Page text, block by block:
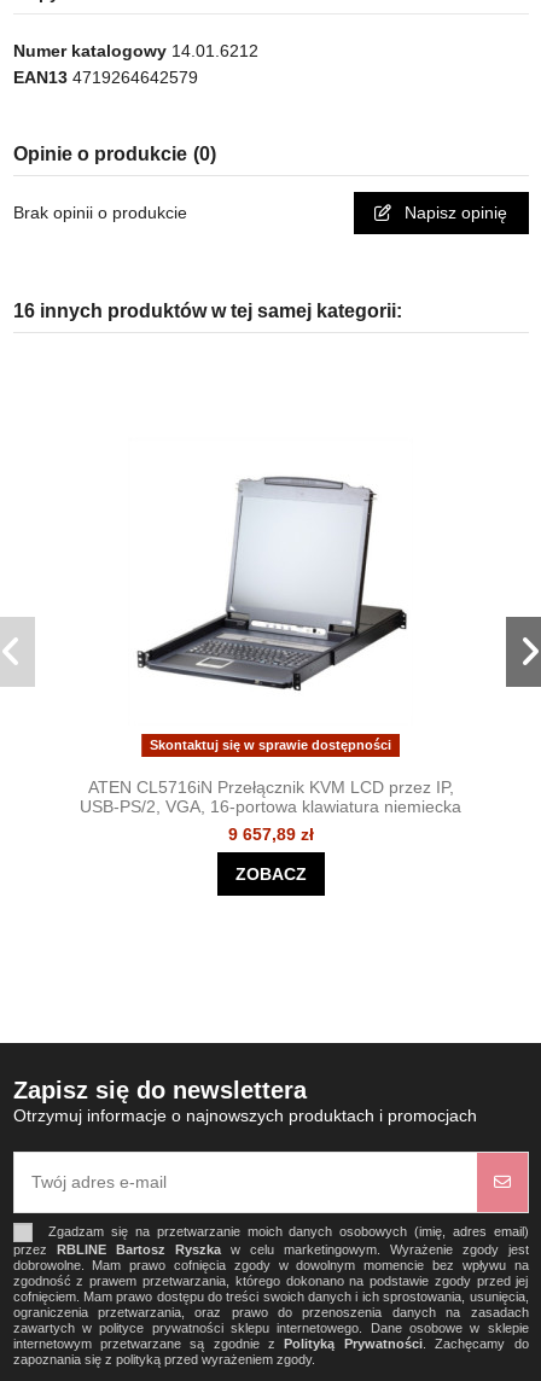
Numer katalogowy 14.01.6212
EAN13 4719264642579
Opinie o produkcie (0)
Brak opinii o produkcie Napisz opinię
16 innych produktów w tej samej kategorii:
Skontaktuj się w sprawie dostępności
ATEN CL5716iN Przełącznik KVM LCD przez IP,
USB-PS/2, VGA, 16-portowa klawiatura niemiecka
9 657,89 zł
ZOBACZ
Zapisz się do newslettera
Otrzymuj informacje o najnowszych produktach i promocjach
Zgadzam się na przetwarzanie moich danych osobowych (imię, adres email)
przez RBLINE Bartosz Ryszkaw celu marketingowym. Wyrażenie zgody jest
dobrowolne. Mam prawo cofnięcia zgody w dowolnym momencie bez wpływu na
zgodność z prawem przetwarzania, którego dokonano na podstawie zgody przed jej
cofnięciem. Mam prawo dostępu do treści swoich danych i ich sprostowania, usunięcia,
ograniczenia przetwarzania, oraz prawo do przenoszenia danych na zasadach
zawartych w polityce prywatności sklepu internetowego. Dane osobowe w sklepie
internetowym przetwarzane są zgodnie zPolityką Prywatności. Zachęcamy do
zapoznania się z polityką przed wyrażeniem zgody.